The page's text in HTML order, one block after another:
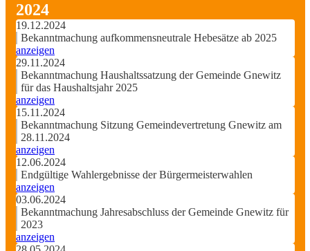
2024
19.12.2024
Bekanntmachung aufkommensneutrale Hebesätze ab 2025
anzeigen
29.11.2024
Bekanntmachung Haushaltssatzung der Gemeinde Gnewitz
für das Haushaltsjahr 2025
anzeigen
15.11.2024
Bekanntmachung Sitzung Gemeindevertretung Gnewitz am
28.11.2024
anzeigen
12.06.2024
Endgültige Wahlergebnisse der Bürgermeisterwahlen
anzeigen
03.06.2024
Bekanntmachung Jahresabschluss der Gemeinde Gnewitz für
2023
anzeigen